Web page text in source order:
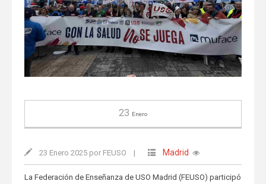
23 Enero
23 Enero 2025 por FEUSO | Madrid
La Federación de Enseñanza de USO Madrid (FEUSO) participó